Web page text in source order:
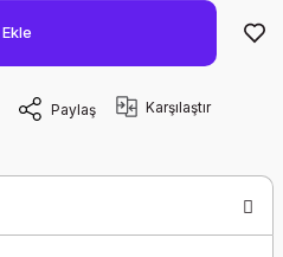
Paylaş Karşılaştır